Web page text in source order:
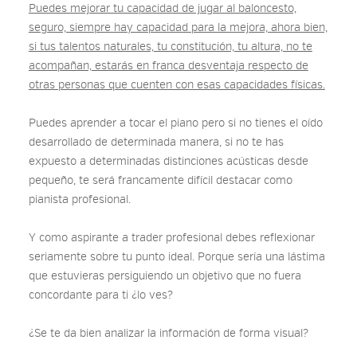
Puedes mejorar tu capacidad de jugar al baloncesto,
seguro, siempre hay capacidad para la mejora, ahora bien,
si tus talentos naturales, tu constitución, tu altura, no te
acompañan, estarás en franca desventaja respecto de
otras personas que cuenten con esas capacidades físicas.
Puedes aprender a tocar el piano pero si no tienes el oído
desarrollado de determinada manera, si no te has
expuesto a determinadas distinciones acústicas desde
pequeño, te será francamente difícil destacar como
pianista profesional.
Y como aspirante a trader profesional debes reflexionar
seriamente sobre tu punto ideal. Porque sería una lástima
que estuvieras persiguiendo un objetivo que no fuera
concordante para ti ¿lo ves?
¿Se te da bien analizar la información de forma visual?